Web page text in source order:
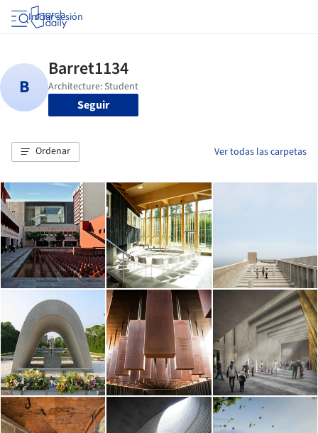
Iniciar sesión
Seguir
Ordenar Ver todas las carpetas